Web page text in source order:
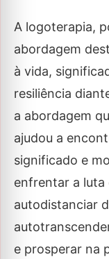
A logoterapia,
abordagem
à vida,
resiliência
a abordagem
ajudou a
significado e
enfrentar a luta
autodistanciar
e prosperar na